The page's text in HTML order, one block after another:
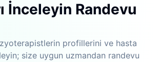
İnceleyin Randevu
profillerini ve hasta
size uygun uzmandan randevu